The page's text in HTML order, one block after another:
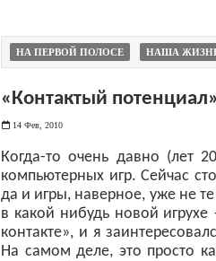
НА ПЕРВОЙ ПОЛОСЕ НАША
«Контактый потенциал»
14 Фев, 2010
Когда-то очень давно (лет
компьютерных игр. Сейчас
да и игры, наверное, уже не
в какой нибудь новой
контакте», и я
На самом деле, это просто